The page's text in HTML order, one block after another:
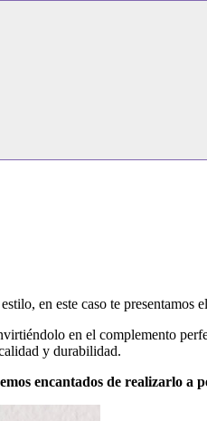
en este caso te presentamos
en el complemento
y durabilidad.
encantados de realizarlo a